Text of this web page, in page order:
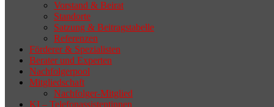
Vorstand & Beirat
Standorte
Satzung & Beitragstabelle
Referenzen
Förderer & Spezialisten
Berater und Experten
Nachfolgerpool
Mitgliedschaft
Nachfolger-Mitglied
KI – Telefonassistentinnen